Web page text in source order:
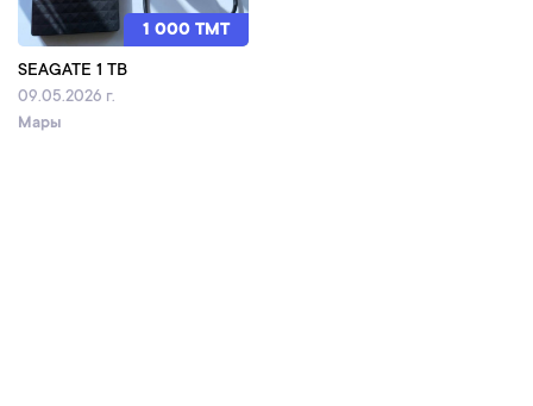
1 000 TMT
SEAGATE 1 TB
09.05.2026 г.
Мары